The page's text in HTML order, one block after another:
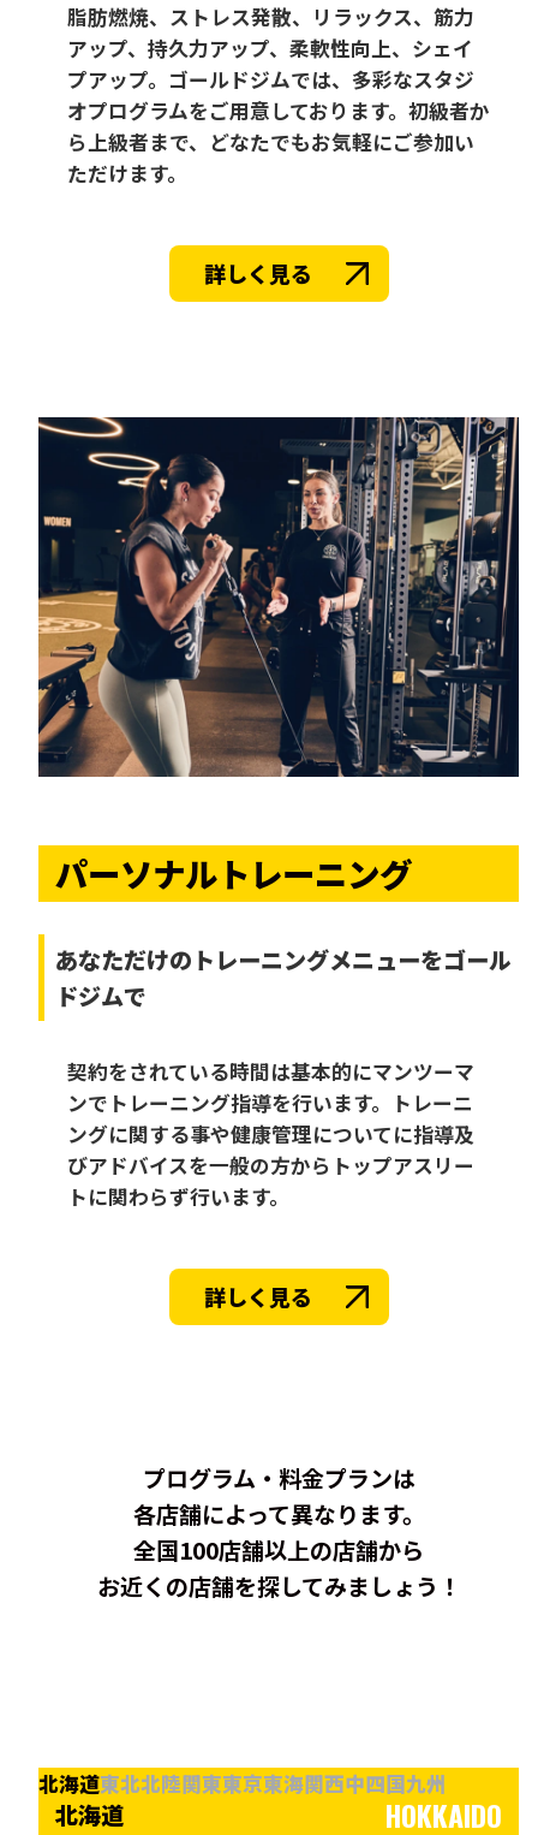
脂肪燃焼、ストレス発散、リラックス、筋力
アップ、持久力アップ、柔軟性向上、シェイ
プアップ。ゴールドジムでは、多彩なスタジ
オプログラムをご用意しております。初級者か
ら上級者まで、どなたでもお気軽にご参加い
ただけます。
詳しく見る
パーソナルトレーニング
あなただけの トレーニングメニューをゴール
ドジムで
契約をされている時間は基本的にマンツーマ
ンでトレーニング指導を行います。トレーニ
ングに関する事や健康管理についてに指導及
びアドバイスを一般の方からトップアスリー
トに関わらず行います。
詳しく見る
プログラム・料金プランは
各店舗によって異なります。
全国100店舗以上の店舗から
お近くの店舗を探してみましょう！
北海道東北北陸関東東京東海関西中四国九州
北海道 HOKKAIDO